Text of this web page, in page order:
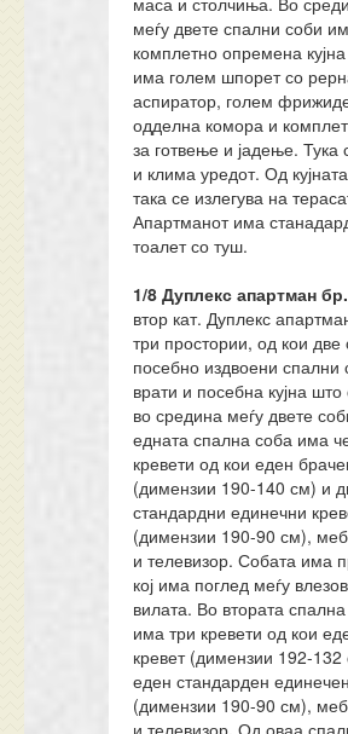
меѓу двете спални соби
комплетно опремена кујна
има голем шпорет со
аспиратор, голем
одделна комора и
за готвење и јадење. Тука
и клима уредот. Од
така се излегува на
Апартманот има
тоалет со туш.
1/8 Дуплекс апартман
втор кат. Дуплекс
три простории, од кои две
посебно издвоени спални
врати и посебна кујна што
во средина меѓу двете
едната спална соба има
кревети од кои еден
(димензии 190-140 см) и
стандардни единечни
(димензии 190-90 см),
и телевизор. Собата има
кој има поглед меѓу
вилата. Во втората
има три кревети од кои
кревет (димензии 192-
еден стандарден
(димензии 190-90 см),
и телевизор. Од оваа